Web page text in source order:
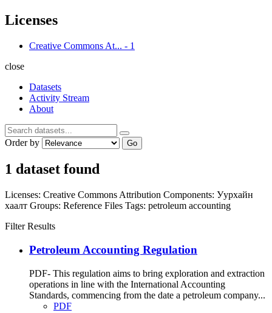
Licenses
Creative Commons At... - 1
close
Datasets
Activity Stream
About
Order by Go
1 dataset found
Licenses: Creative Commons Attribution Components: Уурхайн
хаалт Groups: Reference Files Tags: petroleum accounting
Filter Results
Petroleum Accounting Regulation
PDF- This regulation aims to bring exploration and extraction
operations in line with the International Accounting
Standards, commencing from the date a petroleum company...
PDF